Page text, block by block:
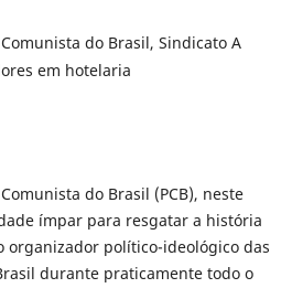
do Brasil, Sindicato A
em hotelaria
do Brasil (PCB), neste
ímpar para resgatar a história
organizador político-ideológico das
durante praticamente todo o